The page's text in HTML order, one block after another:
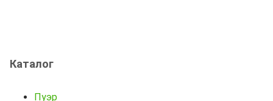
Каталог
Пуэр